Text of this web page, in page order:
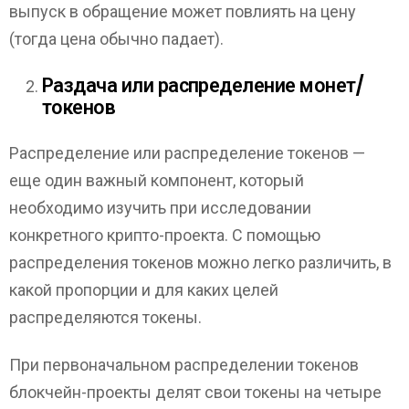
выпуск в обращение может повлиять на цену
(тогда цена обычно падает).
Раздача или распределение монет/
токенов
Распределение или распределение токенов —
еще один важный компонент, который
необходимо изучить при исследовании
конкретного крипто-проекта. С помощью
распределения токенов можно легко различить, в
какой пропорции и для каких целей
распределяются токены.
При первоначальном распределении токенов
блокчейн-проекты делят свои токены на четыре